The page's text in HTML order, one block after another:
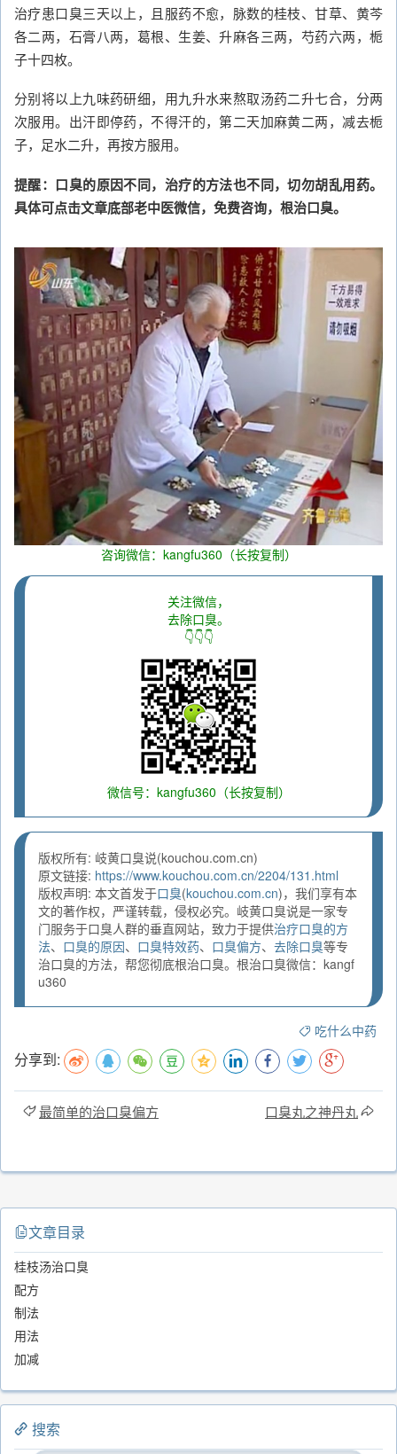
治疗患口臭三天以上，且服药不愈，脉数的桂枝、甘草、黄芩
各二两，石膏八两，葛根、生姜、升麻各三两，芍药六两，栀
子十四枚。
分别将以上九味药研细，用九升水来熬取汤药二升七合，分两
次服用。出汗即停药，不得汗的，第二天加麻黄二两，减去栀
子，足水二升，再按方服用。
提醒：口臭的原因不同，治疗的方法也不同，切勿胡乱用药。
具体可点击文章底部老中医微信，免费咨询，根治口臭。
咨询微信：kangfu360（长按复制）
关注微信，
去除口臭。
👇👇👇
微信号：kangfu360（长按复制）
版权所有: 岐黄口臭说(kouchou.com.cn)
原文链接: https://www.kouchou.com.cn/2204/131.html
版权声明: 本文首发于口臭(kouchou.com.cn)，我们享有本
文的著作权，严谨转载，侵权必究。岐黄口臭说是一家专
门服务于口臭人群的垂直网站，致力于提供治疗口臭的方
法、 口臭的原因、 口臭特效药、 口臭偏方、 去除口臭等专
治口臭的方法，帮您彻底根治口臭。根治口臭微信：kangf
u360
吃什么中药
分享到:
最简单的治口臭偏方 口臭丸之神丹丸
文章目录
桂枝汤治口臭
配方
制法
用法
加减
搜索